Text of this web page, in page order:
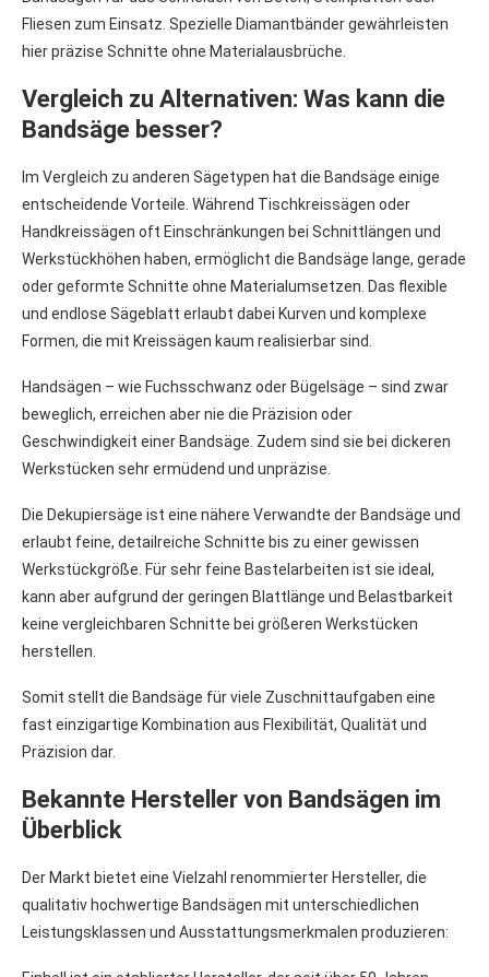
Fliesen zum Einsatz. Spezielle Diamantbänder gewährleisten
hier präzise Schnitte ohne Materialausbrüche.
Vergleich zu Alternativen: Was kann die
Bandsäge besser?
Im Vergleich zu anderen Sägetypen hat die Bandsäge einige
entscheidende Vorteile. Während Tischkreissägen oder
Handkreissägen oft Einschränkungen bei Schnittlängen und
Werkstückhöhen haben, ermöglicht die Bandsäge lange, gerade
oder geformte Schnitte ohne Materialumsetzen. Das flexible
und endlose Sägeblatt erlaubt dabei Kurven und komplexe
Formen, die mit Kreissägen kaum realisierbar sind.
Handsägen – wie Fuchsschwanz oder Bügelsäge – sind zwar
beweglich, erreichen aber nie die Präzision oder
Geschwindigkeit einer Bandsäge. Zudem sind sie bei dickeren
Werkstücken sehr ermüdend und unpräzise.
Die Dekupiersäge ist eine nähere Verwandte der Bandsäge und
erlaubt feine, detailreiche Schnitte bis zu einer gewissen
Werkstückgröße. Für sehr feine Bastelarbeiten ist sie ideal,
kann aber aufgrund der geringen Blattlänge und Belastbarkeit
keine vergleichbaren Schnitte bei größeren Werkstücken
herstellen.
Somit stellt die Bandsäge für viele Zuschnittaufgaben eine
fast einzigartige Kombination aus Flexibilität, Qualität und
Präzision dar.
Bekannte Hersteller von Bandsägen im
Überblick
Der Markt bietet eine Vielzahl renommierter Hersteller, die
qualitativ hochwertige Bandsägen mit unterschiedlichen
Leistungsklassen und Ausstattungsmerkmalen produzieren: